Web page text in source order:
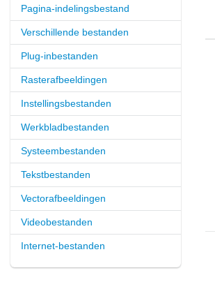
Pagina-indelingsbestand
Verschillende bestanden
Plug-inbestanden
Rasterafbeeldingen
Instellingsbestanden
Werkbladbestanden
Systeembestanden
Tekstbestanden
Vectorafbeeldingen
Videobestanden
Internet-bestanden